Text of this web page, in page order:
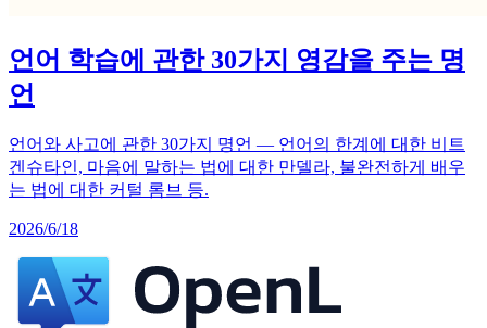
언어 학습에 관한 30가지 영감을 주는 명
언
언어와 사고에 관한 30가지 명언 — 언어의 한계에 대한 비트
겐슈타인, 마음에 말하는 법에 대한 만델라, 불완전하게 배우
는 법에 대한 커털 롬브 등.
2026/6/18